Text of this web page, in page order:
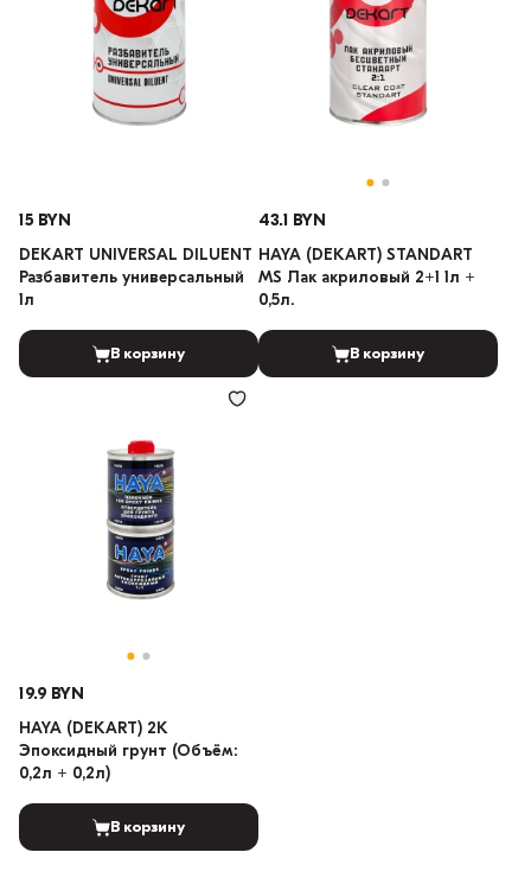
15 BYN
DEKART UNIVERSAL DILUENT
Разбавитель универсальный
1л
В корзину
43.1 BYN
HAYA (DEKART) STANDART
MS Лак акриловый 2+1 1л +
0,5л.
В корзину
19.9 BYN
HAYA (DEKART) 2K
Эпоксидный грунт (Объём:
0,2л + 0,2л)
В корзину